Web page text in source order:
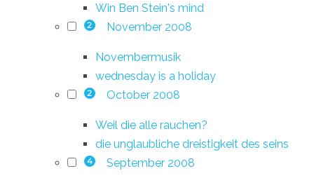
Win Ben Stein's mind
2 November 2008
Novembermusik
wednesday is a holiday
2 October 2008
Weil die alle rauchen?
die unglaubliche dreistigkeit des seins
4 September 2008